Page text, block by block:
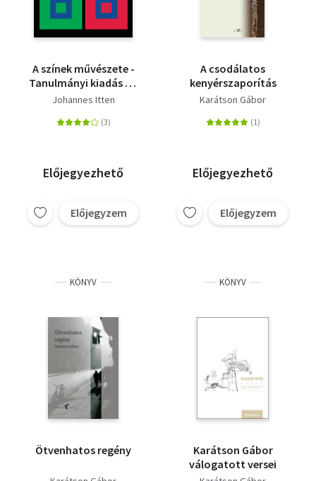
A színek művészete -
Tanulmányi kiadás - A
szubjektív élmény és
mint a művészethez
Johannes Itten
Előjegyezhető
Előjegyzem
A csodálatos
kenyérszaporítás
Karátson Gábor
Előjegyezhető
Előjegyzem
KÖNYV
Ötvenhatos regény
KÖNYV
Karátson Gábor
válogatott versei